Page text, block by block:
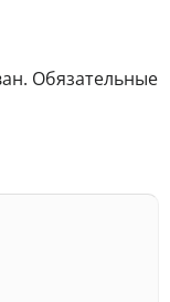
Обязательные